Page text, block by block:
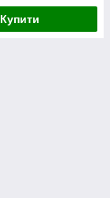
Купити